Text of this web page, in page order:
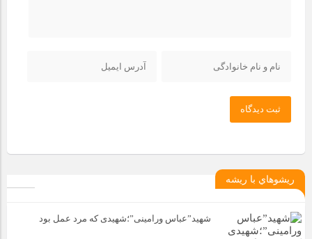
ثبت دیدگاه
ريشوهاي با ريشه
شهید”عباس ورامینی”؛شهیدی که مرد عمل بود